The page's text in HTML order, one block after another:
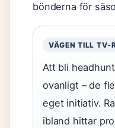
bönderna för
VÄGEN TILL
Att bli
ovanligt – de
eget initiativ.
ibland hittar